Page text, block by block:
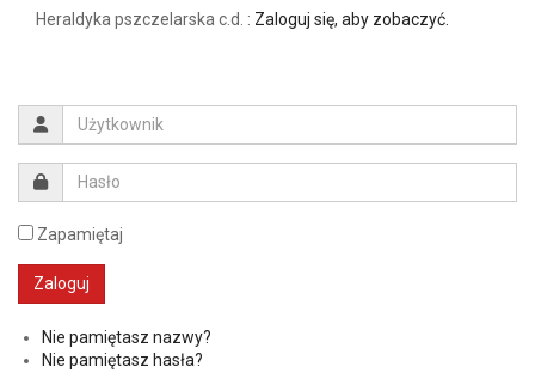
Heraldyka pszczelarska c.d. : Zaloguj się, aby zobaczyć.
Zapamiętaj
Nie pamiętasz nazwy?
Nie pamiętasz hasła?